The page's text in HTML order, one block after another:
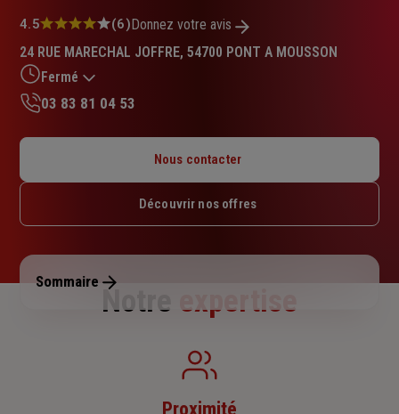
Note
4.5
sur
5
étoiles
4.5 (6)Donnez votre avis
24 RUE MARECHAL JOFFRE, 54700 PONT A MOUSSON
Fermé
Jeudi : 09h – 12h / 14h – 18h
Dimanche : Fermé
03 83 81 04 53
Nous contacter
Découvrir nos offres
Sommaire
Notre expertise
Proximité